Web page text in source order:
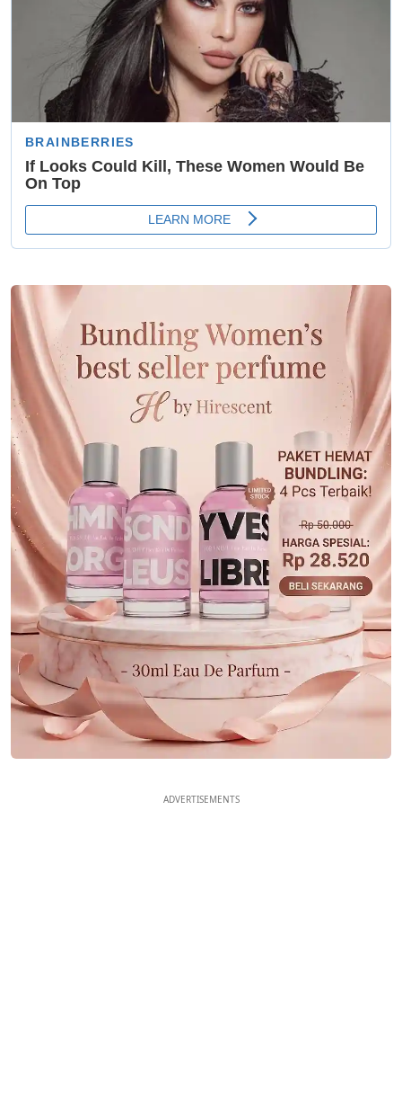
ADVERTISEMENTS